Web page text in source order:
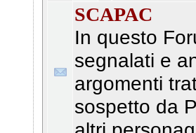
SCAPAC
In questo
segnalati e
argomenti
sospetto da